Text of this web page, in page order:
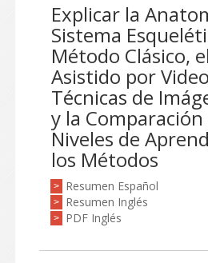
Explicar la
Sistema
Método Clásico,
Asistido por
Técnicas de
y la Comparación
Niveles de
los Métodos
> Resumen Español
> Resumen Inglés
> PDF Inglés